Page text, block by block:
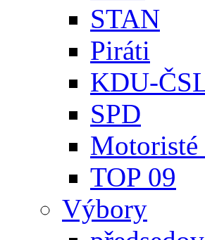
STAN
Piráti
KDU-
SPD
Motoristé
TOP 09
Výbory